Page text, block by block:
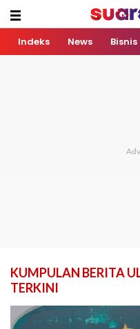
Indeks News Bisnis
KUMPULAN BERITA
TERKINI